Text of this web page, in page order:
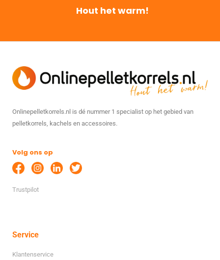
Hout het warm!
Onlinepelletkorrels.nl is dé nummer 1 specialist op het gebied van
pelletkorrels, kachels en accessoires.
Volg ons op
Trustpilot
Service
Klantenservice